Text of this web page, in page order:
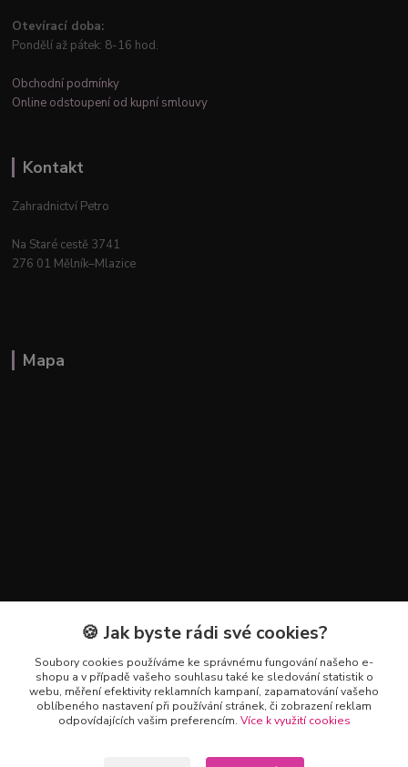
Otevírací doba:
Pondělí až pátek: 8-16 hod.
Obchodní podmínky
Online odstoupení od kupní smlouvy
Kontakt
Zahradnictví Petro
Na Staré cestě 3741
276 01 Mělník–Mlazice
Mapa
Kontakty
+420 602 223 614
info@zahradnictvipetro.cz
🍪 Jak byste rádi své cookies?
Soubory cookies používáme ke správnému fungování našeho e-
shopu a v případě vašeho souhlasu také ke sledování statistik o
webu, měření efektivity reklamních kampaní, zapamatování vašeho
oblíbeného nastavení při používání stránek, či zobrazení reklam
odpovídajících vašim preferencím. Více k využití cookies